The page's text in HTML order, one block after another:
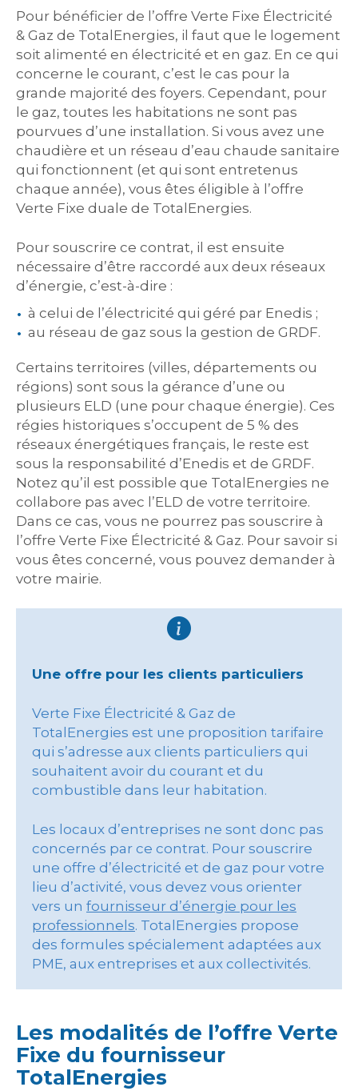
Pour bénéficier de l’offre Verte Fixe Électricité
& Gaz de TotalEnergies, il faut que le logement
soit alimenté en électricité et en gaz. En ce qui
concerne le courant, c’est le cas pour la
grande majorité des foyers. Cependant, pour
le gaz, toutes les habitations ne sont pas
pourvues d’une installation. Si vous avez une
chaudière et un réseau d’eau chaude sanitaire
qui fonctionnent (et qui sont entretenus
chaque année), vous êtes éligible à l’offre
Verte Fixe duale de TotalEnergies.
Pour souscrire ce contrat, il est ensuite
nécessaire d’être raccordé aux deux réseaux
d’énergie, c’est-à-dire :
à celui de l’électricité qui géré par Enedis ;
au réseau de gaz sous la gestion de GRDF.
Certains territoires (villes, départements ou
régions) sont sous la gérance d’une ou
plusieurs ELD (une pour chaque énergie). Ces
régies historiques s’occupent de 5 % des
réseaux énergétiques français, le reste est
sous la responsabilité d’Enedis et de GRDF.
Notez qu’il est possible que TotalEnergies ne
collabore pas avec l’ELD de votre territoire.
Dans ce cas, vous ne pourrez pas souscrire à
l’offre Verte Fixe Électricité & Gaz. Pour savoir si
vous êtes concerné, vous pouvez demander à
votre mairie.
Une offre pour les clients particuliers
Verte Fixe Électricité & Gaz de
TotalEnergies est une proposition tarifaire
qui s’adresse aux clients particuliers qui
souhaitent avoir du courant et du
combustible dans leur habitation.
Les locaux d’entreprises ne sont donc pas
concernés par ce contrat. Pour souscrire
une offre d’électricité et de gaz pour votre
lieu d’activité, vous devez vous orienter
vers un fournisseur d’énergie pour les
professionnels. TotalEnergies propose
des formules spécialement adaptées aux
PME, aux entreprises et aux collectivités.
Les modalités de l’offre Verte
Fixe du fournisseur
TotalEnergies